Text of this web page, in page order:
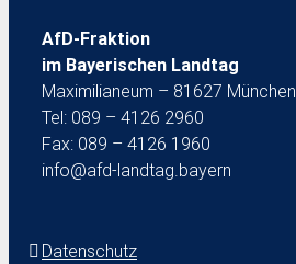
AfD-Fraktion
im Bayerischen Landtag
Maximilianeum – 81627 München
Tel: 089 – 4126 2960
Fax: 089 – 4126 1960
info@afd-landtag.bayern
Datenschutz